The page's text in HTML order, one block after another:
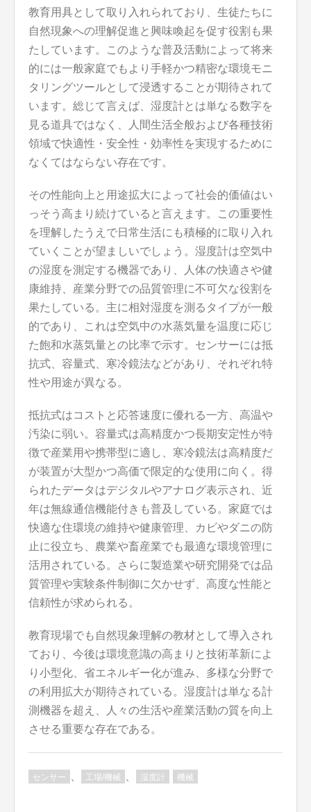
教育用具として取り入れられており、生徒たちに
自然現象への理解促進と興味喚起を促す役割も果
たしています。このような普及活動によって将来
的には一般家庭でもより手軽かつ精密な環境モニ
タリングツールとして浸透することが期待されて
います。総じて言えば、湿度計とは単なる数字を
見る道具ではなく、人間生活全般および各種技術
領域で快適性・安全性・効率性を実現するために
なくてはならない存在です。
その性能向上と用途拡大によって社会的価値はい
っそう高まり続けていると言えます。この重要性
を理解したうえで日常生活にも積極的に取り入れ
ていくことが望ましいでしょう。湿度計は空気中
の湿度を測定する機器であり、人体の快適さや健
康維持、産業分野での品質管理に不可欠な役割を
果たしている。主に相対湿度を測るタイプが一般
的であり、これは空気中の水蒸気量を温度に応じ
た飽和水蒸気量との比率で示す。センサーには抵
抗式、容量式、寒冷鏡法などがあり、それぞれ特
性や用途が異なる。
抵抗式はコストと応答速度に優れる一方、高温や
汚染に弱い。容量式は高精度かつ長期安定性が特
徴で産業用や携帯型に適し、寒冷鏡法は高精度だ
が装置が大型かつ高価で限定的な使用に向く。得
られたデータはデジタルやアナログ表示され、近
年は無線通信機能付きも普及している。家庭では
快適な住環境の維持や健康管理、カビやダニの防
止に役立ち、農業や畜産業でも最適な環境管理に
活用されている。さらに製造業や研究開発では品
質管理や実験条件制御に欠かせず、高度な性能と
信頼性が求められる。
教育現場でも自然現象理解の教材として導入され
ており、今後は環境意識の高まりと技術革新によ
り小型化、省エネルギー化が進み、多様な分野で
の利用拡大が期待されている。湿度計は単なる計
測機器を超え、人々の生活や産業活動の質を向上
させる重要な存在である。
センサー 工場/機械 湿度計 機械